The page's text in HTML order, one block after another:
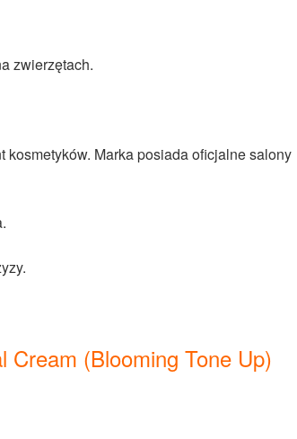
zwierzętach.
Marka posiada oficjalne salony
Cream (Blooming Tone Up)